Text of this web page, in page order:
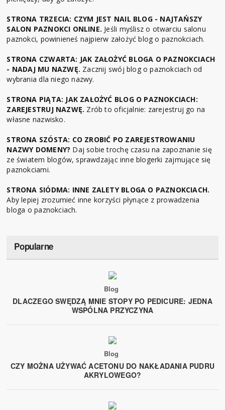
STRONA TRZECIA: CZYM JEST NAIL BLOG - NAJTAŃSZY
SALON PAZNOKCI ONLINE. Jeśli myślisz o otwarciu salonu
paznokci, powinieneś najpierw założyć blog o paznokciach.
STRONA CZWARTA: JAK ZAŁOŻYĆ BLOGA O PAZNOKCIACH
- NADAJ MU NAZWĘ. Zacznij swój blog o paznokciach od
wybrania dla niego nazwy.
STRONA PIĄTA: JAK ZAŁOŻYĆ BLOG O PAZNOKCIACH:
ZAREJESTRUJ NAZWĘ. Zrób to oficjalnie: zarejestruj go na
własne nazwisko.
STRONA SZÓSTA: CO ZROBIĆ PO ZAREJESTROWANIU
NAZWY DOMENY? Daj sobie trochę czasu na zapoznanie się
ze światem blogów, sprawdzając inne blogerki zajmujące się
paznokciami.
STRONA SIÓDMA: INNE ZALETY BLOGA O PAZNOKCIACH.
Aby lepiej zrozumieć inne korzyści płynące z prowadzenia
bloga o paznokciach.
Popularne
Blog
DLACZEGO SWĘDZĄ MNIE STOPY PO PEDICURE: JEDNA
WSPÓLNA PRZYCZYNA
Blog
CZY MOŻNA UŻYWAĆ ACETONU DO NAKŁADANIA PUDRU
AKRYLOWEGO?